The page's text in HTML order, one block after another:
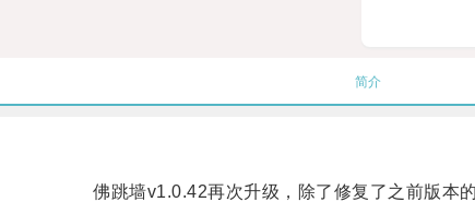
简介
佛跳墙v1.0.42再次升级，除了修复了之前版本的